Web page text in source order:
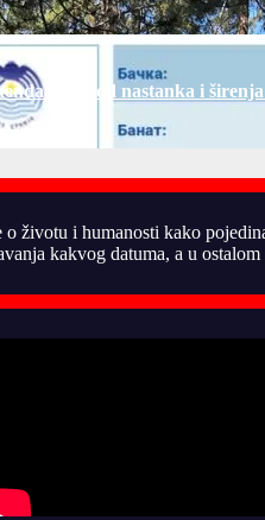
rizik od nastanka i
životu i humanosti kako
kakvog datuma, a u